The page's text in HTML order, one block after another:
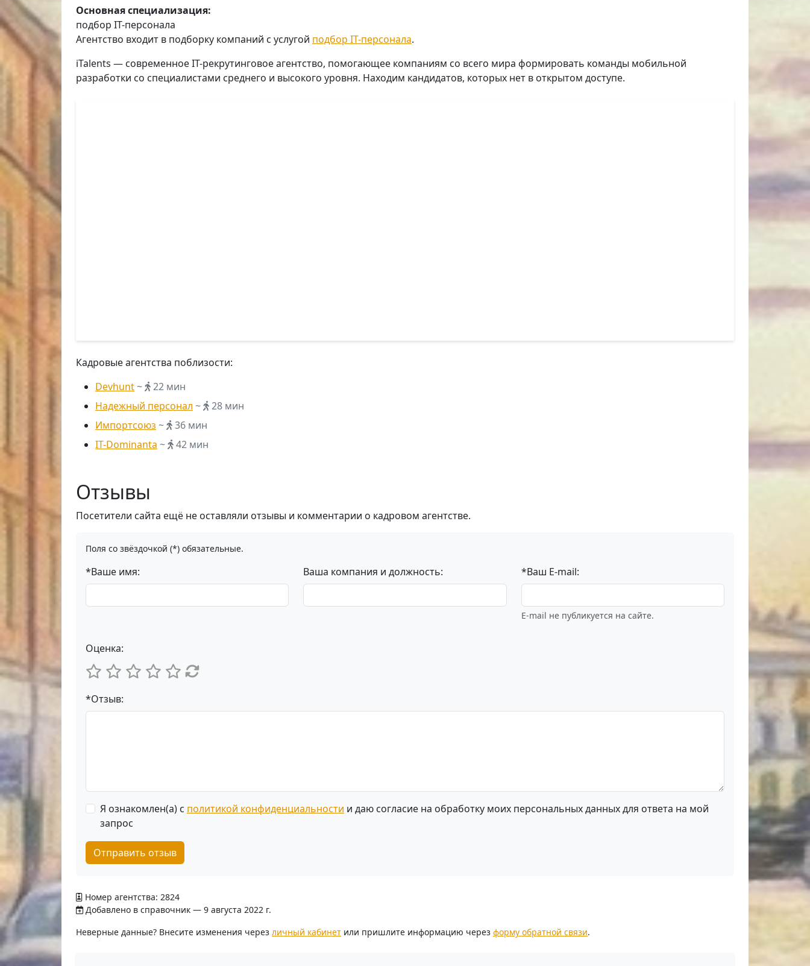
Основная специализация:
подбор IT-персонала
Агентство входит в подборку компаний с услугой подбор IT-персонала.
iTalents — современное IT-рекрутинговое агентство, помогающее компаниям со всего мира формировать команды мобильной
разработки со специалистами среднего и высокого уровня. Находим кандидатов, которых нет в открытом доступе.
Кадровые агентства поблизости:
Devhunt~
22 мин
Надежный персонал ~
28 мин
Импортсоюз ~
36 мин
IT-Dominanta ~ 42 мин
Отзывы
Посетители сайта ещё не оставляли отзывы и комментарии о кадровом агентстве.
Поля со звёздочкой (*) обязательные.
*Ваше имя: Ваша компания и должность: *Ваш E-mail:
E-mail не публикуется на сайте.
Оценка:
*Отзыв:
Я ознакомлен(а) с политикой конфиденциальности и даю согласие на обработку моих персональных данных для ответа на мой
запрос
Отправить отзыв
Номер агентства: 2824
Добавлено в справочник — 9 августа 2022 г.
Неверные данные? Внесите изменения через личный кабинет или пришлите информацию через форму обратной связи.